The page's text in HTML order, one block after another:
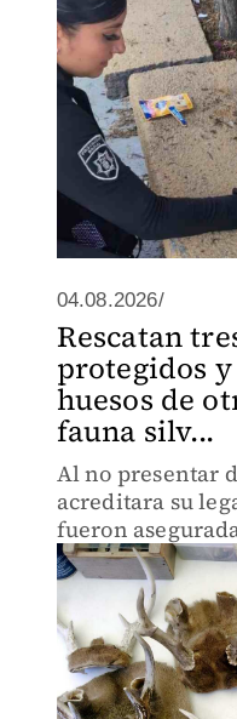
04.08.2026/
Rescatan
protegidos
huesos de
fauna silv...
Al no presentar
acreditara su
fueron